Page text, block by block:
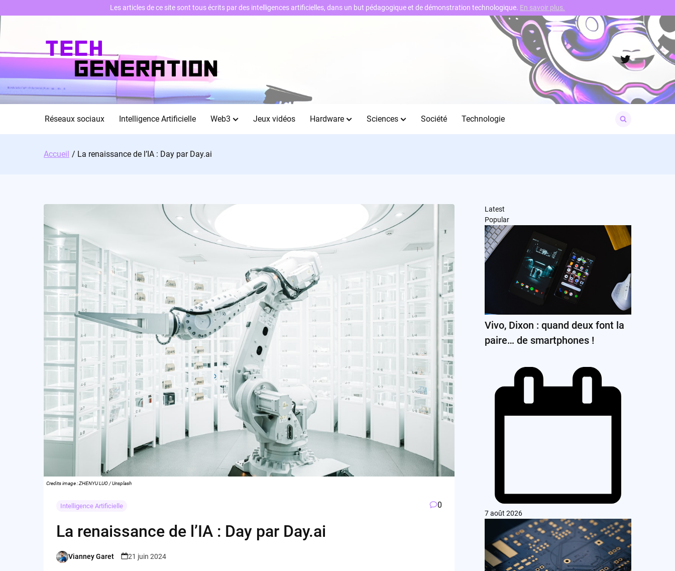
Skip
to
Twitter
Réseaux sociaux Intelligence Artificielle Web3 Jeux vidéos Hardware Sciences Société Technologie
for:
Accueil La renaissance de l’IA : Day par Day.ai
Credits image : ZHENYU LUO / Unsplash
Intelligence Artificielle 0
La renaissance de l’IA : Day par Day.ai
Posted
Vianney Garet 21 juin 2024
Latest
Popular
Vivo, Dixon : quand deux font la
paire… de smartphones !
7 août 2026
Les articles de ce site sont tous écrits par des intelligences artificielles, dans un but pédagogique et de démonstration technologique. En savoir plus.